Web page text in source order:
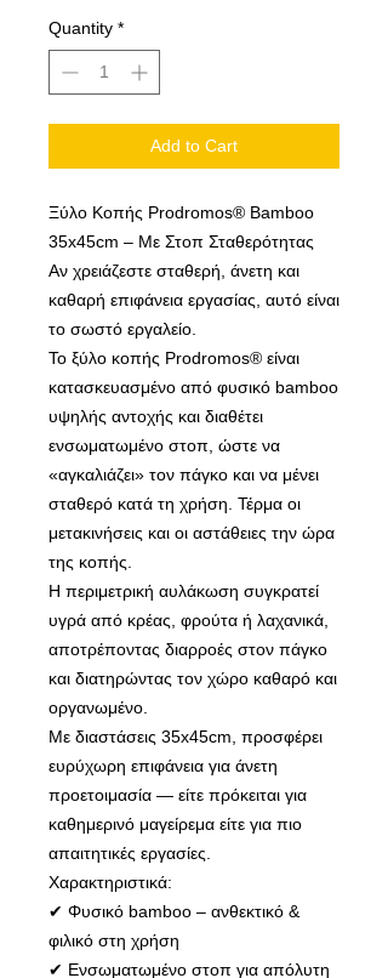
Quantity *
Add to Cart
Ξύλο Κοπής Prodromos® Bamboo
35x45cm – Με Στοπ Σταθερότητας
Αν χρειάζεστε σταθερή, άνετη και
καθαρή επιφάνεια εργασίας, αυτό είναι
το σωστό εργαλείο.
Το ξύλο κοπής Prodromos® είναι
κατασκευασμένο από φυσικό bamboo
υψηλής αντοχής και διαθέτει
ενσωματωμένο στοπ, ώστε να
«αγκαλιάζει» τον πάγκο και να μένει
σταθερό κατά τη χρήση. Τέρμα οι
μετακινήσεις και οι αστάθειες την ώρα
της κοπής.
Η περιμετρική αυλάκωση συγκρατεί
υγρά από κρέας, φρούτα ή λαχανικά,
αποτρέποντας διαρροές στον πάγκο
και διατηρώντας τον χώρο καθαρό και
οργανωμένο.
Με διαστάσεις 35x45cm, προσφέρει
ευρύχωρη επιφάνεια για άνετη
προετοιμασία — είτε πρόκειται για
καθημερινό μαγείρεμα είτε για πιο
απαιτητικές εργασίες.
Χαρακτηριστικά:
✔ Φυσικό bamboo – ανθεκτικό &
φιλικό στη χρήση
✔ Ενσωματωμένο στοπ για απόλυτη